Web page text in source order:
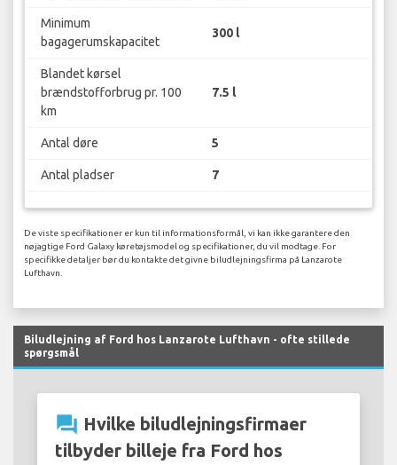
Minimum
bagagerumskapacitet
300 l
Blandet kørsel
brændstofforbrug pr. 100
km
7.5 l
Antal døre 5
Antal pladser 7
De viste specifikationer er kun til informationsformål, vi kan ikke garantere den
nøjagtige Ford Galaxy køretøjsmodel og specifikationer, du vil modtage. For
specifikke detaljer bør du kontakte det givne biludlejningsfirma på Lanzarote
Lufthavn.
Biludlejning af Ford hos Lanzarote Lufthavn - ofte stillede
spørgsmål
question_answer Hvilke biludlejningsfirmaer
tilbyder billeje fra Ford hos